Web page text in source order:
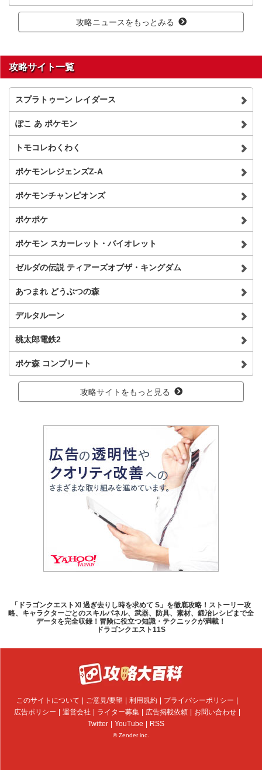
攻略ニュースをもっとみる
攻略サイト一覧
スプラトゥーン レイダース
ぽこ あ ポケモン
トモコレわくわく
ポケモンレジェンズZ-A
ポケモンチャンピオンズ
ポケポケ
ポケモン スカーレット・バイオレット
ゼルダの伝説 ティアーズオブザ・キングダム
あつまれ どうぶつの森
デルタルーン
桃太郎電鉄2
ポケ森 コンプリート
攻略サイトをもっと見る
「ドラゴンクエストⅪ 過ぎ去りし時を求めて S」を徹底攻略！ストーリー攻
略、キャラクターごとのスキルパネル、武器、防具、素材、鍛冶レシピまで全
データを完全収録！冒険に役立つ知識・テクニックが満載！
ドラゴンクエスト11S
このサイトについて ご意見/要望 利用規約
プライバシーポリシー
広告ポリシー
運営会社 ライター募集 広告掲載依頼
お問い合わせ
Twitter
YouTube RSS
© Zender inc.